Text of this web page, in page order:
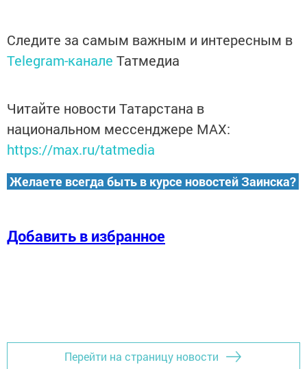
Следите за самым важным и интересным в
Telegram-канале Татмедиа
Читайте новости Татарстана в
национальном мессенджере MАХ:
https://max.ru/tatmedia
Желаете всегда быть в курсе новостей Заинска?
Добавить в избранное
Перейти на страницу новости